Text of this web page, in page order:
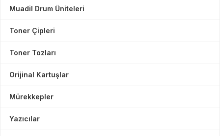
Muadil Drum Üniteleri
Toner Çipleri
Toner Tozları
Orijinal Kartuşlar
Mürekkepler
Yazıcılar